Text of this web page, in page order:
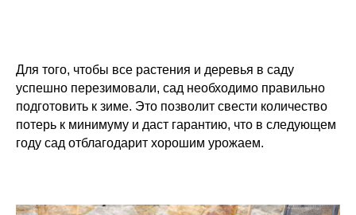
Для того, чтобы все растения и деревья в саду
успешно перезимовали, сад необходимо правильно
подготовить к зиме. Это позволит свести количество
потерь к минимуму и даст гарантию, что в следующем
году сад отблагодарит хорошим урожаем.